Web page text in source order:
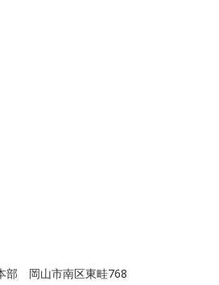
岡山市南区東畦768